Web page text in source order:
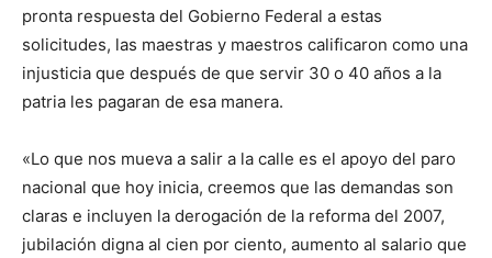
pronta respuesta del Gobierno Federal a estas
solicitudes, las maestras y maestros calificaron como una
injusticia que después de que servir 30 o 40 años a la
patria les pagaran de esa manera.
«Lo que nos mueva a salir a la calle es el apoyo del paro
nacional que hoy inicia, creemos que las demandas son
claras e incluyen la derogación de la reforma del 2007,
jubilación digna al cien por ciento, aumento al salario que